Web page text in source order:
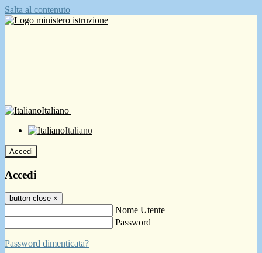
Salta al contenuto
Italiano
Italiano
Accedi
Accedi
button close ×
Nome Utente
Password
Password dimenticata?